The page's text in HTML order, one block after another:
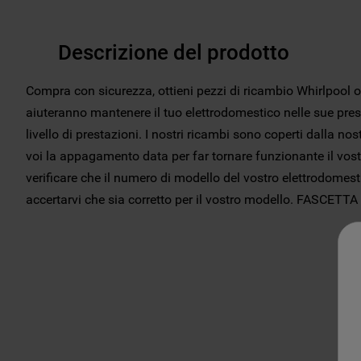
Descrizione del prodotto
Compra con sicurezza, ottieni pezzi di ricambio Whirlpool
aiuteranno mantenere il tuo elettrodomestico nelle sue
livello di prestazioni. I nostri ricambi sono coperti dalla
voi la appagamento data per far tornare funzionante il
verificare che il numero di modello del vostro
accertarvi che sia corretto per il vostro modello. FASCETTA